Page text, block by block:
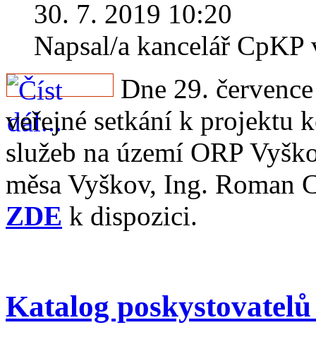
30. 7. 2019 10:20
Napsal/a kancelář
Dne 29.
veřejné setkání k projektu
služeb na území ORP
měsa Vyškov, Ing. Roman
ZDE k dispozici.
Katalog